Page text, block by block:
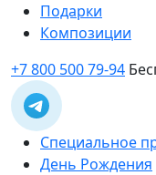
Подарки
Композиции
+7 800 500 79-94
Специальное
День Рождения